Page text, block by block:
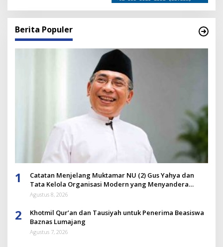
Berita Populer
1
Catatan Menjelang Muktamar NU (2) Gus Yahya dan
Tata Kelola Organisasi Modern yang Menyandera
Dirinya
Agustus 8, 2026
2
Khotmil Qur’an dan Tausiyah untuk Penerima Beasiswa
Baznas Lumajang
Agustus 7, 2026